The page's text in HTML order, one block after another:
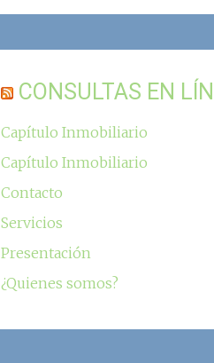
CONSULTAS EN
Capítulo Inmobiliario
Capítulo Inmobiliario
Contacto
Servicios
Presentación
¿Quienes somos?